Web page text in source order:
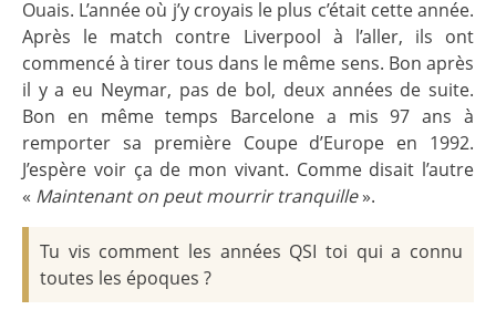
Ouais. L’année où j’y croyais le plus c’était cette année.
Après le match contre Liverpool à l’aller, ils ont
commencé à tirer tous dans le même sens. Bon après
il y a eu Neymar, pas de bol, deux années de suite.
Bon en même temps Barcelone a mis 97 ans à
remporter sa première Coupe d’Europe en 1992.
J’espère voir ça de mon vivant. Comme disait l’autre
« Maintenant on peut mourrir tranquille».
Tu vis comment les années QSI toi qui a connu
toutes les époques ?